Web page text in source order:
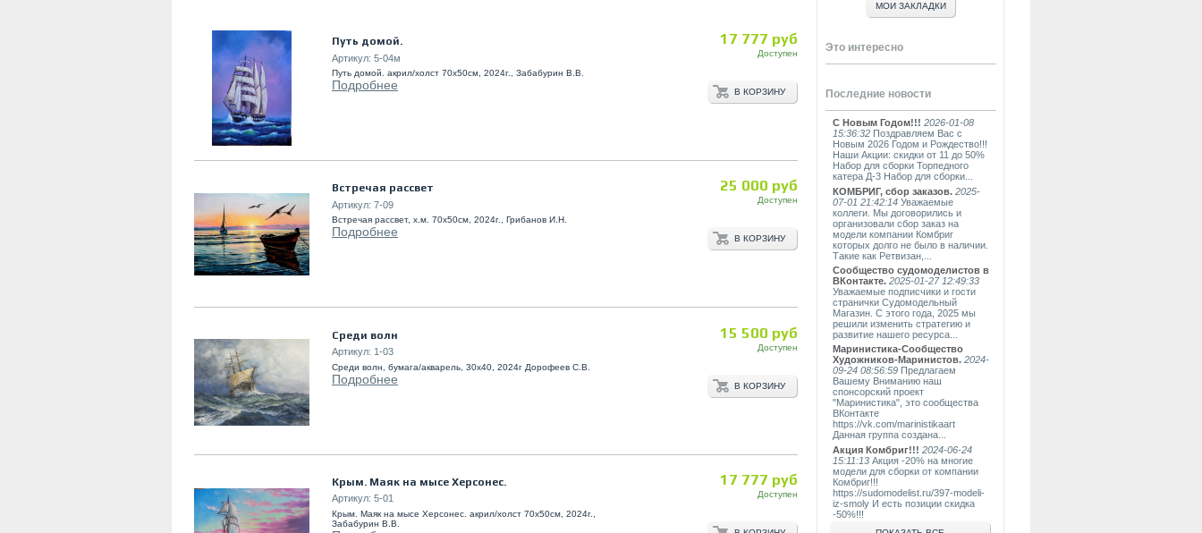
Путь домой.
Артикул: 5-04м
Путь домой. акрил/холст 70х50см, 2024г., Забабурин В.В.
Подробнее
17 777 руб
Доступен
В КОРЗИНУ
Встречая рассвет
Артикул: 7-09
Встречая рассвет, х.м. 70х50см, 2024г., Грибанов И.Н.
Подробнее
25 000 руб
Доступен
В КОРЗИНУ
Среди волн
Артикул: 1-03
Среди волн, бумага/акварель, 30х40, 2024г Дорофеев С.В.
Подробнее
15 500 руб
Доступен
В КОРЗИНУ
Крым. Маяк на мысе Херсонес.
Артикул: 5-01
Крым. Маяк на мысе Херсонес. акрил/холст 70х50см, 2024г.,
Забабурин В.В.
17 777 руб
Доступен
МОИ ЗАКЛАДКИ
Это интересно
Последние новости
С Новым Годом!!! 2026-01-08
15:36:32Поздравляем Вас с
Новым 2026 Годом и Рождество!!!
Наши Акции: скидки от 11 до 50%
Набор для сборки Торпедного
катера Д-3 Набор для сборки...
КОМБРИГ, сбор заказов. 2025-
07-01 21:42:14Уважаемые
коллеги. Мы договорились и
организовали сбор заказ на
модели компании Комбриг
которых долго не было в наличии.
Такие как Ретвизан,...
Сообщество судомоделистов в
ВКонтакте. 2025-01-27 12:49:33
Уважаемые подписчики и гости
странички Судомодельный
Магазин. С этого года, 2025 мы
решили изменить стратегию и
развитие нашего ресурса...
Маринистика-Сообщество
Художников-Маринистов. 2024-
09-24 08:56:59Предлагаем
Вашему Вниманию наш
спонсорский проект
"Маринистика", это сообщества
ВКонтакте
https://vk.com/marinistikaart
Данная группа создана...
Акция Комбриг!!! 2024-06-24
15:11:13Акция -20% на многие
модели для сборки от компании
Комбриг!!!
https://sudomodelist.ru/397-modeli-
iz-smoly И есть позиции скидка
-50%!!!